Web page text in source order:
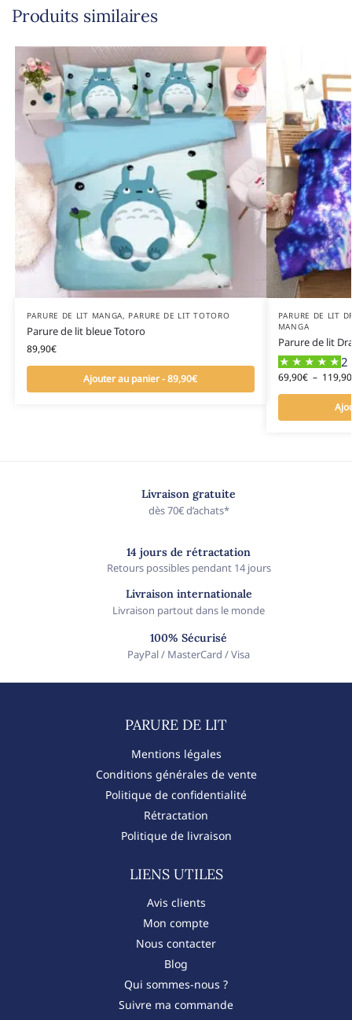
Produits similaires
PARURE DE LIT MANGA, PARURE DE LIT TOTORO
Parure de lit bleue Totoro
89,90€
Ajouter au panier - 89,90€
PARURE DE LIT
MANGA
Parure de lit
2
69,90€ – 119,90
Livraison gratuite
dès 70€ d’achats*
14 jours de rétractation
Retours possibles pendant 14 jours
Livraison internationale
Livraison partout dans le monde
100% Sécurisé
PayPal / MasterCard / Visa
PARURE DE LIT​
Mentions légales
Conditions générales de vente
Politique de confidentialité
Rétractation
Politique de livraison
LIENS UTILES
Avis clients
Mon compte
Nous contacter
Blog
Qui sommes-nous ?
Suivre ma commande